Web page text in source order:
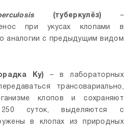
(туберкулёз)
–
при укусах клопами в
аналогии с предыдущим видом
Ку)
– в лабораторных
трансовариально,
клопов и сохраняют
суток, выделяются с
в клопах из природных